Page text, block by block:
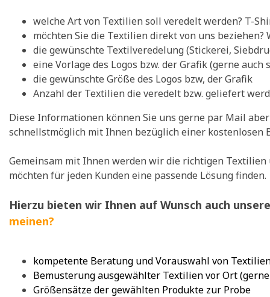
welche Art von Textilien soll veredelt werden? T-
möchten Sie die Textilien direkt von uns beziehen?
die gewünschte Textilveredelung (Stickerei,
eine Vorlage des Logos bzw. der Grafik (gerne auch
die gewünschte Größe des Logos bzw, der Grafik
Anzahl der Textilien die veredelt bzw. geliefert
Diese Informationen können Sie uns gerne par Mail
schnellstmöglich mit Ihnen bezüglich einer kostenlosen
Gemeinsam mit Ihnen werden wir die richtigen
möchten für jeden Kunden eine passende Lösung finden.
Hierzu bieten wir Ihnen auf Wunsch auch
meinen?
kompetente Beratung und Vorauswahl von
Bemusterung ausgewählter Textilien vor Ort
Größensätze der gewählten Produkte zur Probe